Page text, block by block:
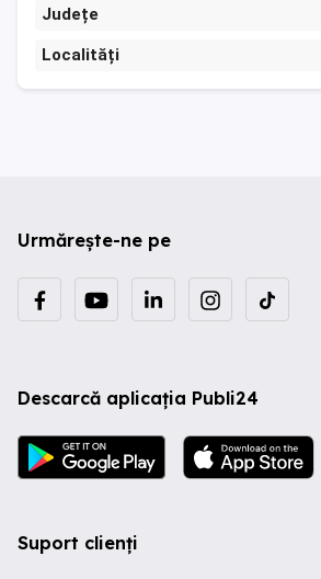
Județe
Localități
Urmărește-ne pe
Descarcă aplicația Publi24
Suport clienți